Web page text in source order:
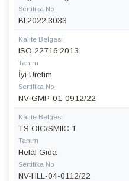
Sertifika No
BI.2022.3033
Kalite Belgesi
ISO 22716:2013
Tanım
İyi Üretim
Sertifika No
NV-GMP-01-0912/22
Kalite Belgesi
TS OIC/SMIIC 1
Tanım
Helal Gıda
Sertifika No
NV-HLL-04-0112/22